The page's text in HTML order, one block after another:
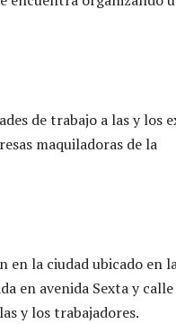
de trabajo a las y los
maquiladoras de la
en la ciudad ubicado en
en avenida Sexta y calle
y los trabajadores.